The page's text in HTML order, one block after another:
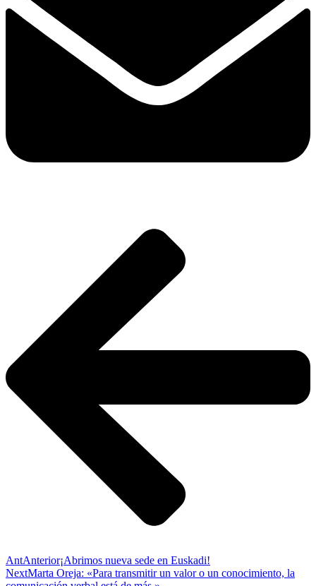
AntAnterior¡Abrimos nueva sede en Euskadi!
NextMarta Oreja: «Para transmitir un valor o un conocimiento, la